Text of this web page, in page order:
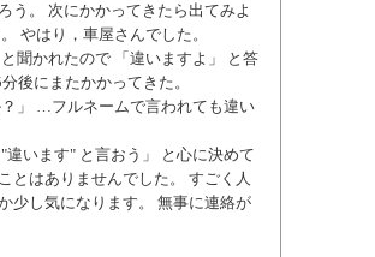
う。 次にかかってきたら出てみよ
やはり，車屋さんでした。
聞かれたので 「違いますよ」 と答
後にまたかかってきた。
」 …フルネームで言われても違い
違います" と言おう」 と心に決めて
とはありませんでした。 すごく人
少し気になります。 無事に連絡が